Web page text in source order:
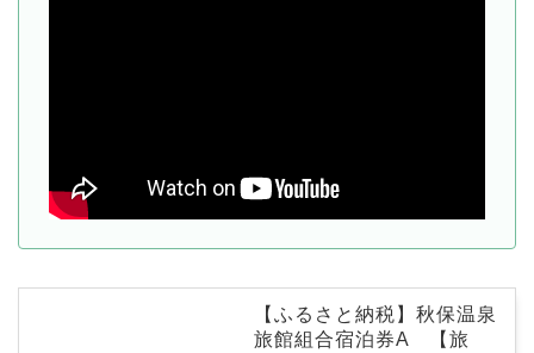
【ふるさと納税】秋保温泉
旅館組合宿泊券A 【旅